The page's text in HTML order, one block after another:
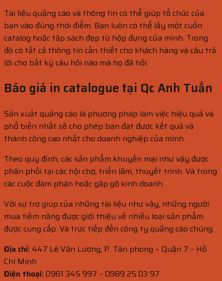
Tài liệu quảng cáo và thông tin có thể giúp tổ chức của
bạn vào đúng thời điểm. Bạn luôn có thể lấy một cuốn
catalog hoặc tập sách đẹp từ hộp đựng của mình. Trong
đó có tất cả thông tin cần thiết cho khách hàng và câu trả
lời cho bất kỳ câu hỏi nào mà họ đã hỏi.
Báo giá in catalogue tại Qc Anh Tuấn
Sản xuất quảng cáo là phương pháp làm việc hiệu quả và
phổ biến nhất sẽ cho phép bạn đạt được kết quả và
thành công cao nhất cho doanh nghiệp của mình.
Theo quy định, các sản phẩm khuyến mại như vậy được
phân phối tại các hội chợ, triển lãm, thuyết trình. Và trong
các cuộc đàm phán hoặc gặp gỡ kinh doanh.
Với sự trợ giúp của những tài liệu như vậy, những người
mua tiềm năng được giới thiệu về nhiều loại sản phẩm
được cung cấp. Và trực tiếp đến công ty quảng cáo chúng.
Địa chỉ: 447 Lê Văn Lương, P. Tân phong – Quận 7 – Hồ
Chí Minh
Điện thoại:0961 345 997 – 0989 25 03 97